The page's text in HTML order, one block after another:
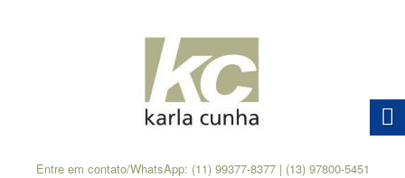
Entre em contato/WhatsApp: (11) 99377-8377 | (13) 97800-5451